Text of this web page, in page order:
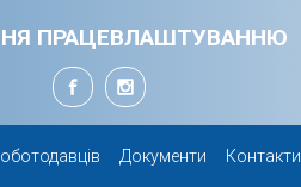
ПРАЦЕВЛАШТУВАННЮ
Документи Контакти